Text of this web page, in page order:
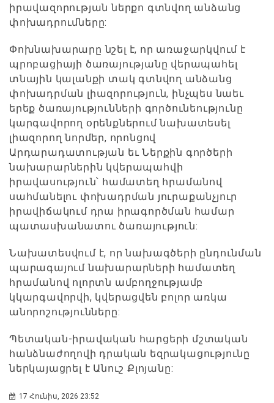
իրավազորության ներքո գտնվող անձանց
փոխադրումները:
Փոխնախարարը նշել է, որ առաջարկվում է
պրոբացիայի ծառայությանը վերապահել
տնային կալանքի տակ գտնվող անձանց
փոխադրման լիազորություն, ինչպես նաեւ
երեք ծառայությունների գործունեությունը
կարգավորող օրենքներում նախատեսել
լիազորող նորմեր, որոնցով
Արդարադատության եւ Ներքին գործերի
նախարարներին կվերապահվի
իրավասություն՝ համատեղ հրամանով
սահմանելու փոխադրման յուրաքանչյուր
իրավիճակում դրա իրագործման համար
պատասխանատու ծառայություն:
Նախատեսվում է, որ նախագծերի ընդունման
պարագայում նախարարների համատեղ
հրամանով ոլորտն ամբողջությամբ
կկարգավորվի, կվերացվեն բոլոր առկա
անորոշությունները:
Պետական-իրավական հարցերի մշտական
հանձնաժողովի դրական եզրակացությունը
ներկայացրել է Անուշ Քլոյանը:
17 Հունիս, 2026 23:52